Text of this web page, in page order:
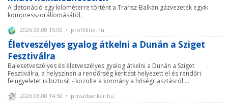
A detonáció egy kilométerre történt a Transz-Balkán gázvezeték egyik
kompresszorállomásától.
2026.08.08 15:00 • profitline.hu
Életveszélyes gyalog átkelni a Dunán a Sziget
Fesztiválra
Balesetveszélyes és életveszélyes gyalog átkelni a Dunán a Sziget
Fesztiválra, a helyszínen a rendőrség kerítést helyezett el és rendőri
felügyeletet is biztosít - közölte a kormány a hőségriasztásról ...
2026.08.08 14:50 • privatbankar.hu